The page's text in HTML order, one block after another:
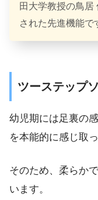
田大学教授の鳥居
された先進機能で
ツーステップ
幼児期には足裏の
を本能的に感じ取
そのため、柔らか
います。